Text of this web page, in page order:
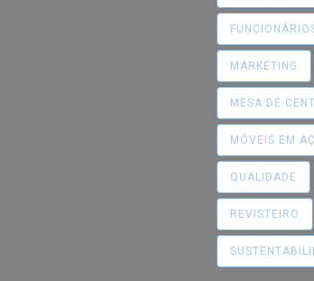
MARKETING
MESA DE
MÓVEIS EM
QUALIDADE
REVISTEIRO